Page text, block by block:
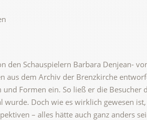
den Schauspielern Barbara Denjean-
aus dem Archiv der Brenzkirche
Formen ein. So ließ er die
Doch wie es wirklich gewesen
– alles hätte auch ganz anders